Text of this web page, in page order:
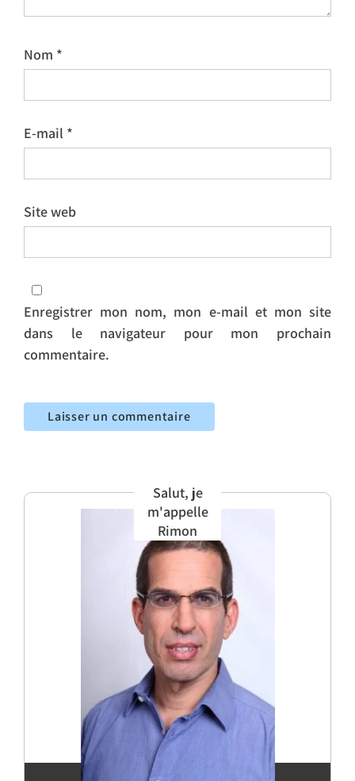
Nom *
E-mail *
Site web
Enregistrer mon nom, mon e-mail et mon site
dans le navigateur pour mon prochain
commentaire.
Salut, je
m'appelle
Rimon